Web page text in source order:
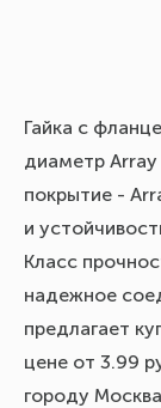
Гайка с
диаметр Array
покрытие -
и
Класс
надежное
предлагает
цене от 3.99
городу